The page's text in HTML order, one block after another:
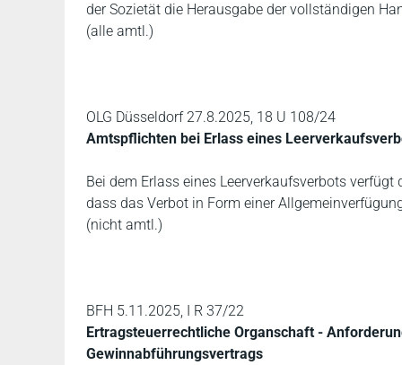
der Sozietät die Herausgabe der vollständigen
(alle amtl.)
OLG Düsseldorf 27.8.2025, 18 U 108/24
Amtspflichten bei Erlass eines
Bei dem Erlass eines Leerverkaufsverbots
dass das Verbot in Form einer
(nicht amtl.)
BFH 5.11.2025, I R 37/22
Ertragsteuerrechtliche Organschaft -
Gewinnabführungsvertrags